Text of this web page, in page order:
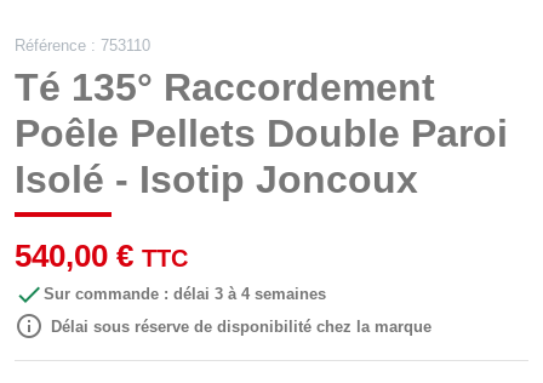
Référence : 753110
Té 135° Raccordement
Poêle Pellets Double Paroi
Isolé - Isotip Joncoux
540,00 € TTC
 Sur commande : délai 3 à 4 semaines
 Délai sous réserve de disponibilité chez la marque